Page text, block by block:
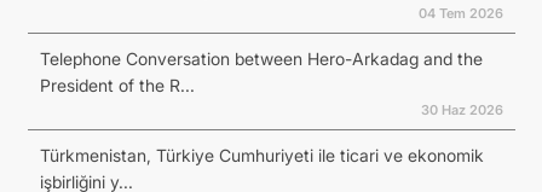
04 Tem 2026
Telephone Conversation between Hero-Arkadag and the
President of the R...
30 Haz 2026
Türkmenistan, Türkiye Cumhuriyeti ile ticari ve ekonomik
işbirliğini y...